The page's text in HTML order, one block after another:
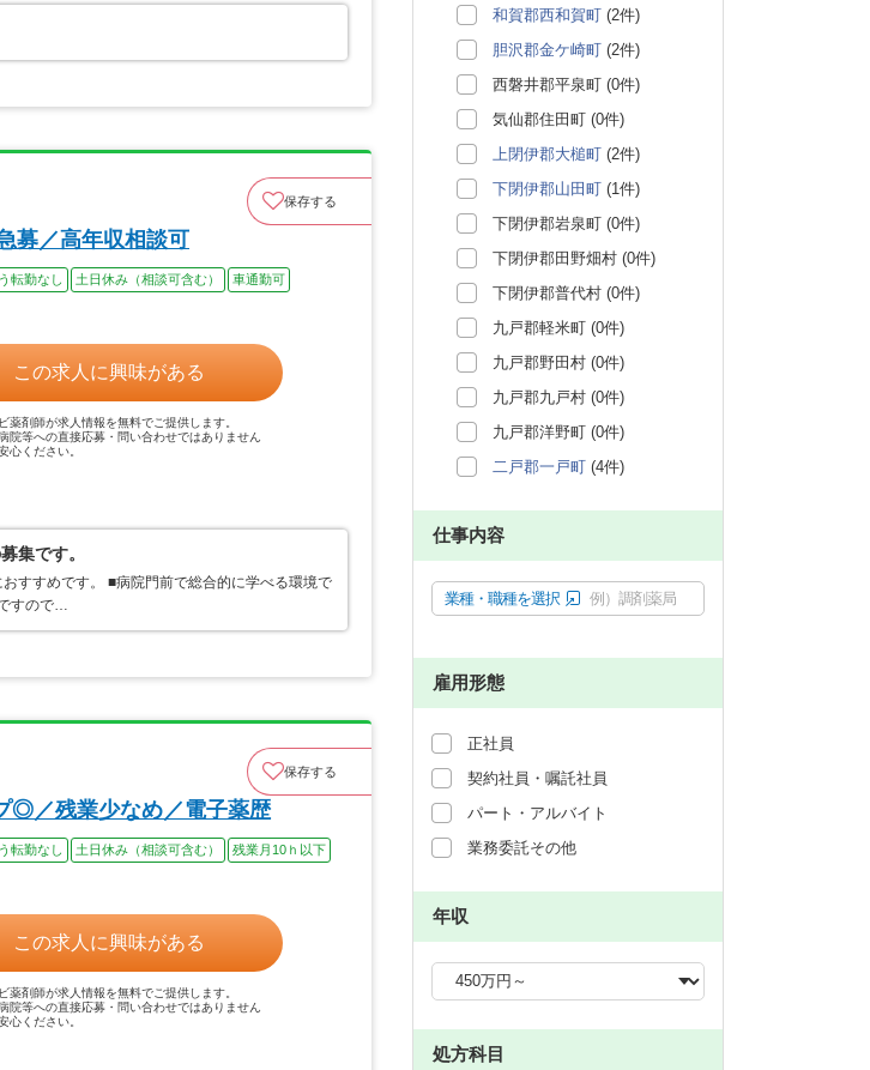
保存する
募／高年収相談可
転勤なし 土日休み（相談可含む）
車通勤可
この求人に興味がある
薬剤師が求人情報を無料でご提供します。
院等への直接応募・問い合わせではありません
心ください。
集です。
すすめです。 ■病院門前で総合的に学べる環境で
すので…
保存する
◎／残業少なめ／電子薬歴
転勤なし 土日休み（相談可含む）
残業月10ｈ以下
この求人に興味がある
薬剤師が求人情報を無料でご提供します。
院等への直接応募・問い合わせではありません
心ください。
和賀郡西和賀町 (2件)
胆沢郡金ケ崎町 (2件)
西磐井郡平泉町 (0件)
気仙郡住田町 (0件)
上閉伊郡大槌町 (2件)
下閉伊郡山田町 (1件)
下閉伊郡岩泉町 (0件)
下閉伊郡田野畑村 (0件)
下閉伊郡普代村 (0件)
九戸郡軽米町 (0件)
九戸郡野田村 (0件)
九戸郡九戸村 (0件)
九戸郡洋野町 (0件)
二戸郡一戸町 (4件)
仕事内容
業種・職種を選択 例）調剤薬局
雇用形態
正社員
契約社員・嘱託社員
パート・アルバイト
業務委託その他
年収
処方科目